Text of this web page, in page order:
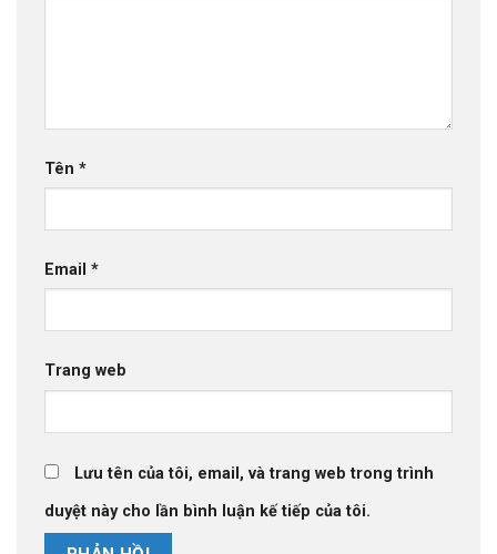
Tên *
Email *
Trang web
Lưu tên của tôi, email, và trang web trong trình
duyệt này cho lần bình luận kế tiếp của tôi.